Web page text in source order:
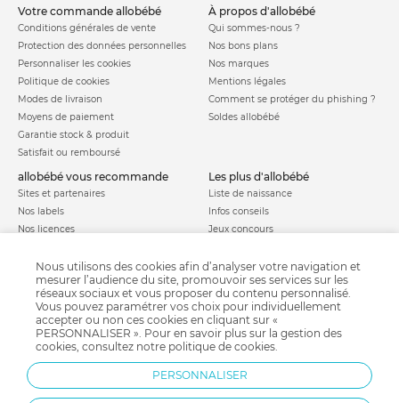
votre commande allobébé
Conditions générales de vente
Protection des données personnelles
Personnaliser les cookies
Politique de cookies
Modes de livraison
Moyens de paiement
Garantie stock & produit
Satisfait ou remboursé
à propos d'allobébé
Qui sommes-nous ?
Nos bons plans
Nos marques
Mentions légales
Comment se protéger du phishing ?
Soldes allobébé
allobébé vous recommande
Sites et partenaires
Nos labels
Nos licences
les plus d'allobébé
Liste de naissance
Infos conseils
Jeux concours
Parrainage
Paiement sécurisé
Charte qualité
Nous utilisons des cookies afin d’analyser votre navigation et
mesurer l’audience du site, promouvoir ses services sur les
réseaux sociaux et vous proposer du contenu personnalisé.
Vous pouvez paramétrer vos choix pour individuellement
accepter ou non ces cookies en cliquant sur «
PERSONNALISER ». Pour en savoir plus sur la gestion des
cookies, consultez notre politique de cookies.
PERSONNALISER